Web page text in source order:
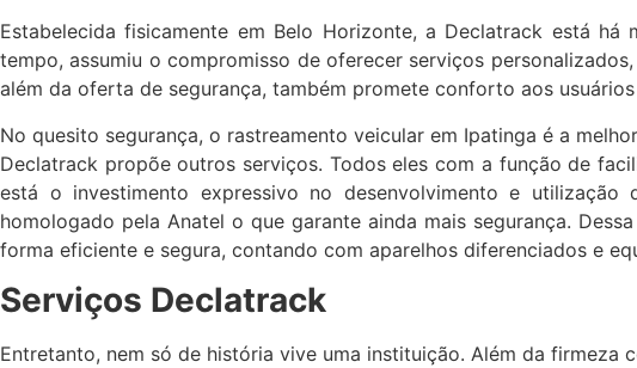
Estabelecida fisicamente em Belo Horizonte, a Declatrack está
tempo, assumiu o compromisso de oferecer serviços
além da oferta de segurança, também promete conforto aos
No quesito segurança, o rastreamento veicular em Ipatinga é a
Declatrack propõe outros serviços. Todos eles com a função de
está o investimento expressivo no desenvolvimento e
homologado pela Anatel o que garante ainda mais segurança.
forma eficiente e segura, contando com aparelhos diferenciados e
Serviços Declatrack
Entretanto, nem só de história vive uma instituição. Além da